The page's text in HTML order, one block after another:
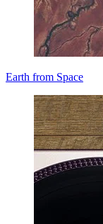
Earth from Space